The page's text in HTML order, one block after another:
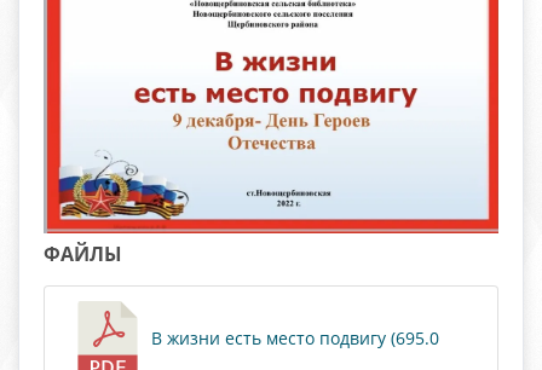
ФАЙЛЫ
В жизни есть место подвигу (695.0